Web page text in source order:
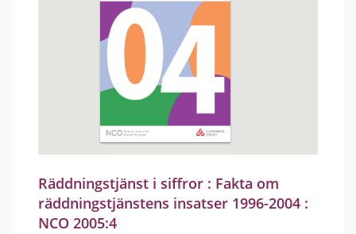
Räddningstjänst i siffror : Fakta om
räddningstjänstens insatser 1996-2004 :
NCO 2005:4